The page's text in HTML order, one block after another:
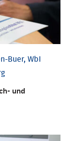
Buer, WbI
und